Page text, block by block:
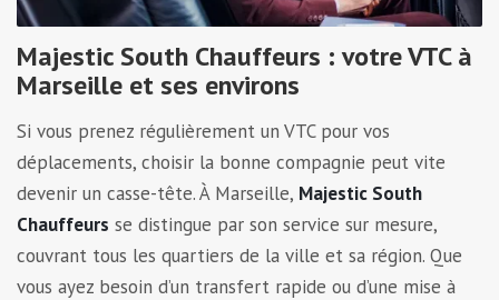
Majestic South Chauffeurs : votre VTC à
Marseille et ses environs
Si vous prenez régulièrement un VTC pour vos
déplacements, choisir la bonne compagnie peut vite
devenir un casse-tête. À Marseille, Majestic South
Chauffeurs se distingue par son service sur mesure,
couvrant tous les quartiers de la ville et sa région. Que
vous ayez besoin d’un transfert rapide ou d’une mise à